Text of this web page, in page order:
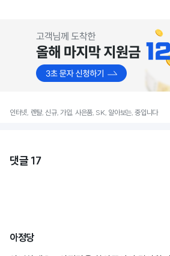
인터넷, 렌탈, 신규, 가입, 사은품, SK, 알아보는, 중입니다
댓글 17
아정당